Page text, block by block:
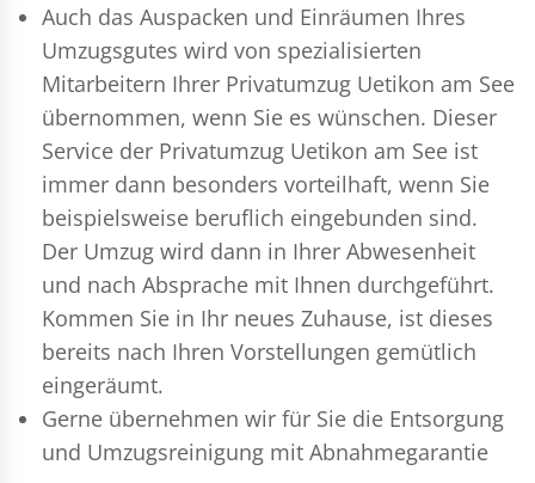
Auch das Auspacken und Einräumen Ihres
Umzugsgutes wird von spezialisierten
Mitarbeitern Ihrer Privatumzug Uetikon am See
übernommen, wenn Sie es wünschen. Dieser
Service der Privatumzug Uetikon am See ist
immer dann besonders vorteilhaft, wenn Sie
beispielsweise beruflich eingebunden sind.
Der Umzug wird dann in Ihrer Abwesenheit
und nach Absprache mit Ihnen durchgeführt.
Kommen Sie in Ihr neues Zuhause, ist dieses
bereits nach Ihren Vorstellungen gemütlich
eingeräumt.
Gerne übernehmen wir für Sie die Entsorgung
und Umzugsreinigung mit Abnahmegarantie